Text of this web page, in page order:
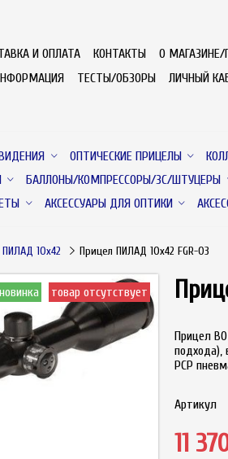
И ОПЛАТА КОНТАКТЫ
О МАГАЗИНЕ/
ТЕСТЫ/ОБЗОРЫ ЛИЧНЫЙ
ОПТИЧЕСКИЕ ПРИЦЕЛЫ
БАЛЛОНЫ/КОМПРЕССОРЫ/ЗС/ШТУЦЕРЫ
АКСЕССУАРЫ ДЛЯ ОПТИКИ
10х42 Прицел ПИЛАД 10х42 FGR-03
новинка товар отсутствует
Прицел
подхода),
PCP
Артикул
11